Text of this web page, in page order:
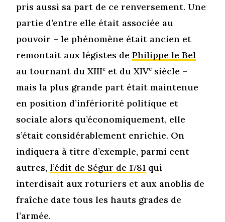
pris aussi sa part de ce renversement. Une
partie d’entre elle était associée au
pouvoir – le phénomène était ancien et
remontait aux légistes dePhilippe le Bel
au tournant du XIIIe et du XIVe siècle –
mais la plus grande part était maintenue
en position d’infériorité politique et
sociale alors qu’économiquement, elle
s’était considérablement enrichie. On
indiquera à titre d’exemple, parmi cent
autres,l’édit de Ségur de 1781 qui
interdisait aux roturiers et aux anoblis de
fraîche date tous les hauts grades de
l’armée.